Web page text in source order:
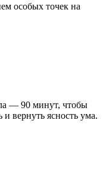
особых точек на
— 90 минут, чтобы
и вернуть ясность ума.